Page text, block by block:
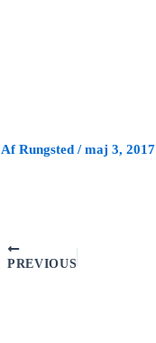
AfRungsted /maj 3, 2017
PREVIOUS